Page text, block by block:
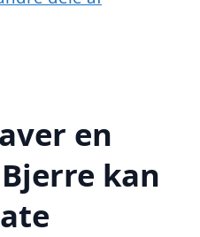
en
kan